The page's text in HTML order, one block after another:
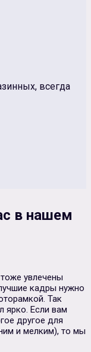
всегда
в нашем
увлечены
кадры нужно
Так
ярко. Если вам
другое для
и мелким), то мы